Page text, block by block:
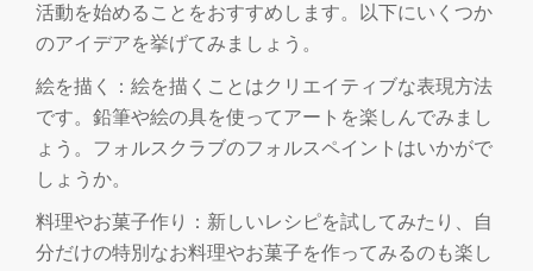
活動を始めることをおすすめします。以下にいくつか
のアイデアを挙げてみましょう。
絵を描く：絵を描くことはクリエイティブな表現方法
です。鉛筆や絵の具を使ってアートを楽しんでみまし
ょう。フォルスクラブのフォルスペイントはいかがで
しょうか。
料理やお菓子作り：新しいレシピを試してみたり、自
分だけの特別なお料理やお菓子を作ってみるのも楽し